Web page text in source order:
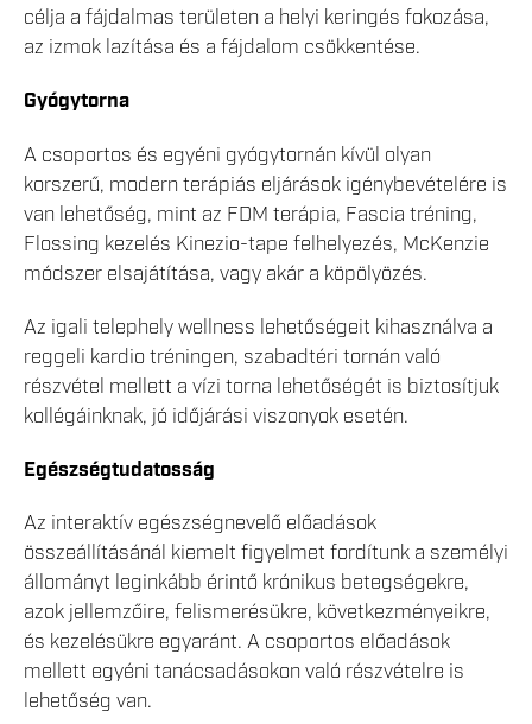
célja a fájdalmas területen a helyi keringés fokozása,
az izmok lazítása és a fájdalom csökkentése.
Gyógytorna
A csoportos és egyéni gyógytornán kívül olyan
korszerű, modern terápiás eljárások igénybevételére is
van lehetőség, mint az FDM terápia, Fascia tréning,
Flossing kezelés Kinezio-tape felhelyezés, McKenzie
módszer elsajátítása, vagy akár a köpölyözés.
Az igali telephely wellness lehetőségeit kihasználva a
reggeli kardio tréningen, szabadtéri tornán való
részvétel mellett a vízi torna lehetőségét is biztosítjuk
kollégáinknak, jó időjárási viszonyok esetén.
Egészségtudatosság
Az interaktív egészségnevelő előadások
összeállításánál kiemelt figyelmet fordítunk a személyi
állományt leginkább érintő krónikus betegségekre,
azok jellemzőire, felismerésükre, következményeikre,
és kezelésükre egyaránt. A csoportos előadások
mellett egyéni tanácsadásokon való részvételre is
lehetőség van.